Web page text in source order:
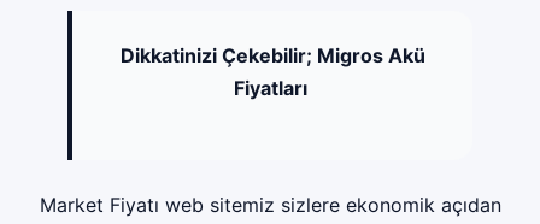
Dikkatinizi Çekebilir; Migros Akü
Fiyatları
Market Fiyatı web sitemiz sizlere ekonomik açıdan